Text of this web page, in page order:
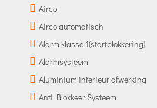
Airco
Airco automatisch
Alarm klasse 1(startblokkering)
Alarmsysteem
Aluminium interieur afwerking
Anti Blokkeer Systeem